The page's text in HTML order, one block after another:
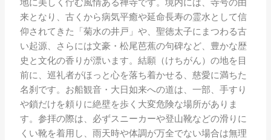
地に美しく佇む風情ある禅寺です。境内には、寺号の由
来となり、古くから病気平癒や延命長寿の霊水として信
仰されてきた「菊水の井戸」や、聖徳太子にまつわる古
い起源、さらには文豪・松尾芭蕉の句碑など、豊かな歴
史と文化の香りが漂います。結願（けちがん）の地を目
前に、巡礼者がほっと心を落ち着かせる、慈愛に満ちた
名刹です。お船観音・大日如来への道は、一部、手すり
や鎖だけを頼りに絶壁を歩く大変危険な場所がありま
す。参拝の際は、必ずスニーカーや登山靴などの滑りに
くい靴を着用し、雨天時や体調が万全でない場合は無理